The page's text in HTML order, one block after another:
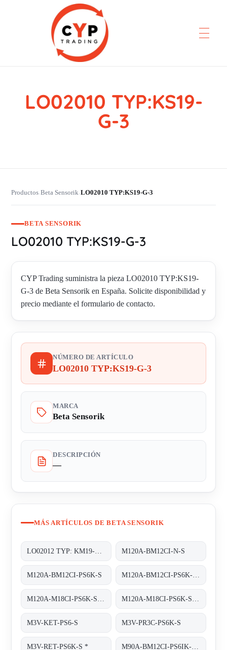
CYP Trading
Professionelle Ersatzteilbeschaffung
LO02010 TYP:KS19-
G-3
Productos›Beta Sensorik›LO02010 TYP:KS19-G-3
BETA SENSORIK
LO02010 TYP:KS19-G-3
CYP Trading suministra la pieza LO02010 TYP:KS19-
G-3 de Beta Sensorik en España. Solicite disponibilidad y
precio mediante el formulario de contacto.
NÚMERO DE ARTÍCULO
LO02010 TYP:KS19-G-3
MARCA
Beta Sensorik
DESCRIPCIÓN
—
MÁS ARTÍCULOS DE BETA SENSORIK
M120A-BM12CI-N-S
M120A-BM12CI-PS6K-S
M3V-KET-PS6-S M3V-PR3C-PS6K-S
M3V-RET-PS6K-S *